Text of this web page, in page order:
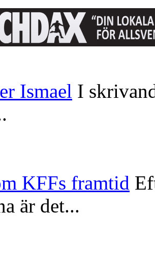
Ismael I
KFFs framtid
är det...